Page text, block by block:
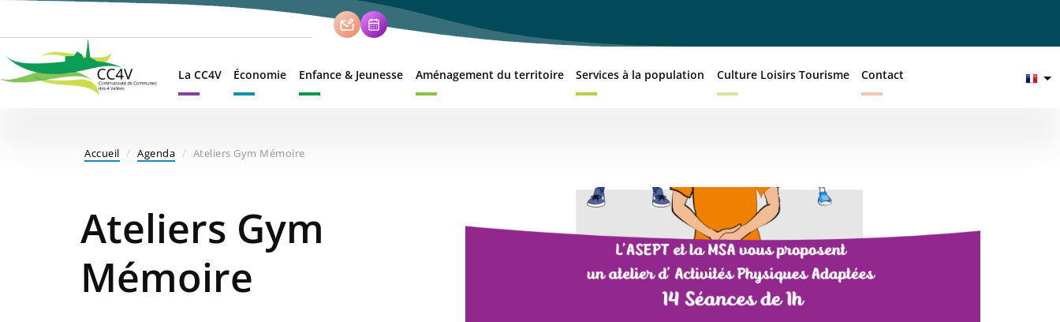
contenu
principal
La CC4V Économie Enfance & Jeunesse Aménagement du territoire Services à la population Culture Loisirs Tourisme Contact
Accueil Agenda Ateliers Gym Mémoire
Ateliers Gym
Mémoire